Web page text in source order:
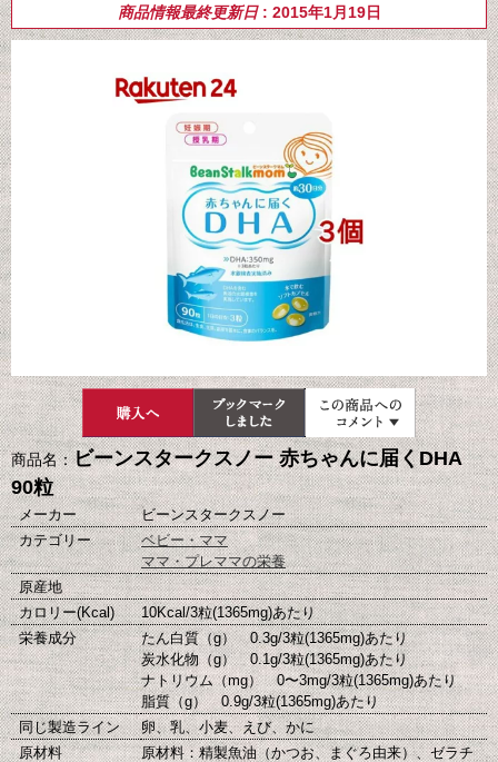
商品情報最終更新日: 2015年1月19日
商品名：ビーンスタークスノー 赤ちゃんに届くDHA
90粒
メーカー
ビーンスタークスノー
カテゴリー
ベビー・ママ
ママ・プレママの栄養
原産地
カロリー(Kcal)
10Kcal/3粒(1365mg)あたり
栄養成分
たん白質（g） 0.3g/3粒(1365mg)あたり
炭水化物（g） 0.1g/3粒(1365mg)あたり
ナトリウム（mg） 0〜3mg/3粒(1365mg)あたり
脂質（g） 0.9g/3粒(1365mg)あたり
同じ製造ライン
卵、乳、小麦、えび、かに
原材料
原材料：精製魚油（かつお、まぐろ由来）、ゼラチ